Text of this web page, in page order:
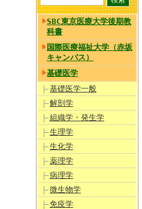
SBC東京医療大学後期教
科書
国際医療福祉大学（赤坂
キャンパス）
基礎医学
基礎医学一般
解剖学
組織学・発生学
生理学
生化学
薬理学
病理学
微生物学
免疫学